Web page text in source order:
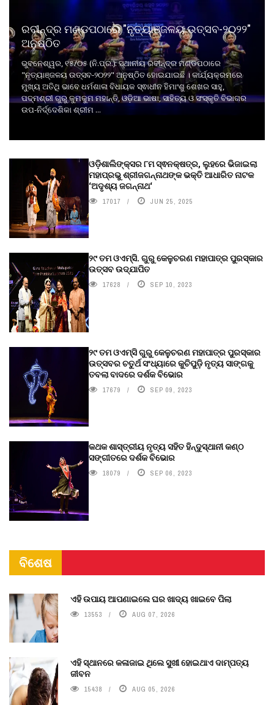
ରବୀନ୍ଦ୍ର ମଣ୍ଡପଠାରେ "ନୃତ୍ୟାଞ୍ଜଳୟ ଉତ୍ସବ-୨୦୨୨"
ଅନୁଷ୍ଠିତ
ଭୁବନେଶ୍ୱର, ୧୫/୦୫ (ନି.ପ୍ର.): ସ୍ଥାନୀୟ ରବୀନ୍ଦ୍ର ମଣ୍ଡପଠାରେ
"ନୃତ୍ୟାଞ୍ଜଳୟ ଉତ୍ସବ-୨୦୨୨" ଅନୁଷ୍ଠିତ ହୋଇଯାଇଛି । କାର୍ଯ୍ୟକ୍ରମରେ
ମୁଖ୍ୟ ଅତିଥି ଭାବେ ଧର୍ମଶାଳା ବିଧାୟକ ସ୍ଵାଧୀନ ହିମାଂଶୁ ଶେଖର ସାହୁ,
ପଦ୍ମଶ୍ରୀ ଗୁରୁ କୁମକୁମ ମହାନ୍ତି, ଓଡ଼ିଆ ଭାଷା, ସାହିତ୍ୟ ଓ ସଂସ୍କୃତି ବିଭାଗର
ଉପ-ନିର୍ଦ୍ଦେଶିକା ଶ୍ରୀମ ...
ଓଡ଼ିଶାଲିଙ୍କ୍ସର ୮ମ ସ୍ଵନକ୍ଷତ୍ର, ଲୁହରେ ଭିଜାଇଲା
ମହାପ୍ରଭୁ ଶ୍ରୀଜଗନ୍ନାଥଙ୍କ ଭକ୍ତି ଆଧାରିତ ନାଟକ
‘ଅଦୃଶ୍ୟ ଜଗନ୍ନାଥ‘
17017 JUN 25, 2025
୨୯ ତମ ଓଏମ୍‌ସି. ଗୁରୁ କେଳୁଚରଣ ମହାପାତ୍ର ପୁରସ୍କାର
ଉତ୍ସବ ଉଦ୍‍ଯାପିତ
17628 SEP 10, 2023
୨୯ ତମ ଓଏମ୍‌ସି ଗୁରୁ କେଳୁଚରଣ ମହାପାତ୍ର ପୁରସ୍କାର
ଉତ୍ସବର ଚତୁର୍ଥ ସଂଧ୍ୟାରେ କୁଚିପୁଡ଼ି ନୃତ୍ୟ ସାଙ୍ଗକୁ
ତବଲା ବାଦରେ ଦର୍ଶକ ବିଭୋର
17679 SEP 09, 2023
କଥକ ଶାସ୍ତ୍ରୀୟ ନୃତ୍ୟ ସହିତ ହିନ୍ଦୁସ୍ଥାନୀ କଣ୍ଠ
ସଙ୍ଗୀତରେ ଦର୍ଶକ ବିଭୋର
18079 SEP 06, 2023
ବିଶେଷ
ଏହି ଉପାୟ ଆପଣାଇଲେ ଘର ଖାଦ୍ୟ ଖାଇବେ ପିଲା
13553 AUG 07, 2026
ଏହି ସ୍ଥାନରେ କଳାଜାଇ ଥିଲେ ସୁଖୀ ହୋଇଥାଏ ଦାମ୍ପତ୍ୟ
ଜୀବନ
15438 AUG 05, 2026